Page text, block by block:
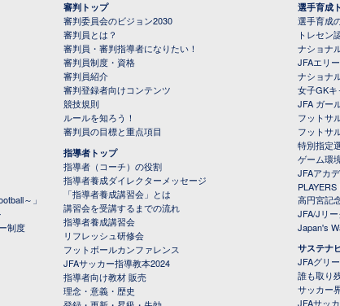
～」
制度
審判トップ
審判委員会のビジョン2030
審判員とは？
審判員・審判指導者になりたい！
審判員制度・資格
審判員紹介
審判登録者向けコンテンツ
競技規則
ルールを知ろう！
審判員の目標と重点項目
指導者トップ
指導者（コーチ）の役割
指導者養成ダイレクターメッセージ
「指導者養成講習会」とは
講習会を受講するまでの流れ
指導者養成講習会
リフレッシュ研修会
フットボールカンファレンス
JFAサッカー指導教本2024
指導者向け教材 販売
理念・意義・歴史
選手育成
選手育成
トレセン
ナショナ
JFAエリ
ナショナ
女子GKキ
JFA ガー
フットサ
フットサ
特別指定
ゲーム環
JFAアカ
高円宮記
JFA/Jリ
Japan's
サステナ
JFAグリ
誰も取り
サッカー
JFAサッ